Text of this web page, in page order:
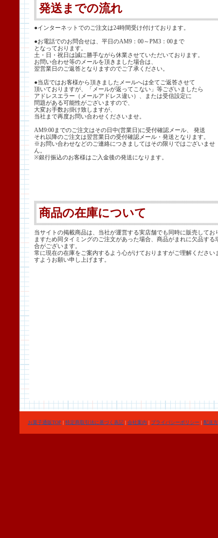
発送までの流れ
●インターネットでのご注文は24時間受け付けております。
●お電話でのお問合せは、平日のAM9：00～PM3：00まで
となっております。
土・日・祝日は誠に勝手ながら休業させていただいております。
お問い合わせ等のメールを頂きました場合は、
翌営業日のご返答となりますのでご了承ください。
●当店ではお客様から頂きましたメールへは全てご返答させて
頂いておりますが、「メールが返ってこない」等ございましたら
アドレスエラー（メールアドレス違い）、または受信設定に
問題がある可能性がございますので、
大変お手数お掛け致しますが、
当社まで再度お問い合わせくださいませ。
AM9:00までのご注文はその日中(営業日)に受付確認メール、 発送
それ以降のご注文は翌営業日の受付確認メール・発送となります。
※お問い合わせなどのご連絡につきましてはその限りではございませ
ん。
※銀行振込のお客様はご入金後の発送になります。
商品の在庫について
当サイトの掲載商品は、当社が運営する実店舗でも同時に販売してお
ますため同タイミングのご注文があった場合、商品がまれに欠品する
合がございます。
常に現在の在庫をご案内するよう心がけておりますがご理解ください
すようお願い申し上げます。
お菓子通販TOP | 特定商取引法に基づく表記 | 会社案内 | プライバシーポリシー | 配送